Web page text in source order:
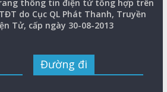
thông tin điện tử tổng hợp trên
do Cục QL Phát Thanh, Truyền
Tử, cấp ngày 30-08-2013
Đường đi